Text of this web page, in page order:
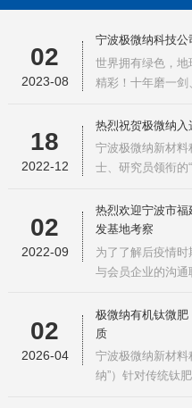
02
2023-08
宁波极微纳科技公
世界拥有绿色，地
精彩！十年磨一剑
（大部分为博士和
区、几十项发明专
全球：3-5纳米光
18
2022-12
热烈祝贺极微纳入
宁波极微纳新材
士、研究员领衔的
查、多次专家评
文等重重考核，在
脱颖而出，成功入
本引才团队项目。
02
2022-09
热烈欢迎宁波市
发基地考察
为了了解后疫情
与会员企业的沟通
会执行会长张宗
书长王传炎、副会
理事吴金生、青年
室耿淑兰一行10
02
2026-04
极微纳有机钛微
质
宁波极微纳新材料
纳”）针对传统钛